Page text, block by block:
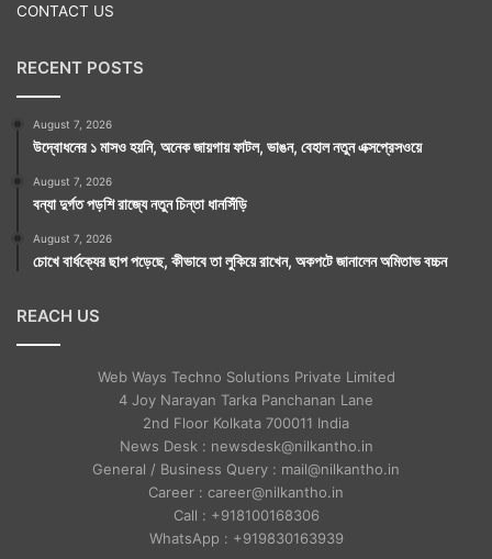
CONTACT US
RECENT POSTS
August 7, 2026
উদ্বোধনের ১ মাসও হয়নি, অনেক জায়গায় ফাটল, ভাঙন, বেহাল নতুন এক্সপ্রেসওয়ে
August 7, 2026
বন্যা দুর্গত পড়শি রাজ্যে নতুন চিন্তা ধানসিঁড়ি
August 7, 2026
চোখে বার্ধক্যের ছাপ পড়েছে, কীভাবে তা লুকিয়ে রাখেন, অকপটে জানালেন অমিতাভ বচ্চন
REACH US
Web Ways Techno Solutions Private Limited
4 Joy Narayan Tarka Panchanan Lane
2nd Floor Kolkata 700011 India
News Desk : newsdesk@nilkantho.in
General / Business Query : mail@nilkantho.in
Career : career@nilkantho.in
Call : +918100168306
WhatsApp : +919830163939